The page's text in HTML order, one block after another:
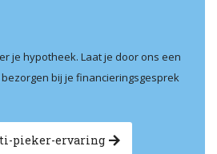
je hypotheek. Laat je door ons een
bij je financieringsgesprek
pieker-ervaring